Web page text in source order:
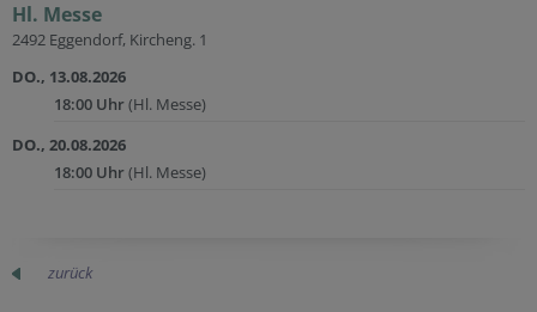
Hl. Messe
2492 Eggendorf, Kircheng. 1
DO., 13.08.2026
18:00 Uhr(Hl. Messe)
DO., 20.08.2026
18:00 Uhr(Hl. Messe)
zurück